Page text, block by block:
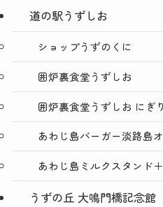
道の駅うずしお
ショップうずのくに
囲炉裏食堂うずしお
囲炉裏食堂うずしお にぎ
あわじ島バーガー淡路島
あわじ島ミルクスタンド＋
うずの丘 大鳴門橋記念館